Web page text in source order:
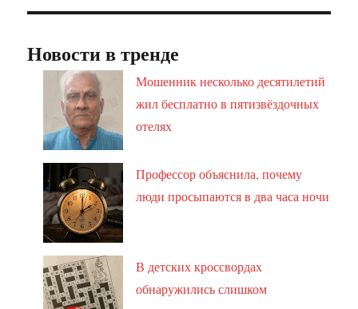
Новости в тренде
Мошенник несколько десятилетий
жил бесплатно в пятизвёздочных
отелях
Профессор объяснила, почему
люди просыпаются в два часа ночи
В детских кроссвордах
обнаружились слишком